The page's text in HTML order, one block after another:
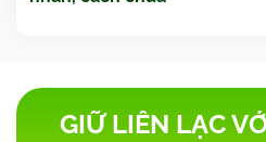
GIỮ LIÊN LẠC